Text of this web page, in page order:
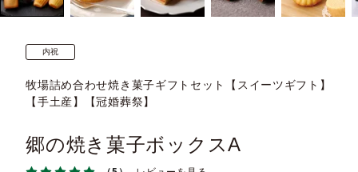
内祝
牧場詰め合わせ焼き菓子ギフトセット【スイーツギフト】
【手土産】【冠婚葬祭】
郷の焼き菓子ボックスA